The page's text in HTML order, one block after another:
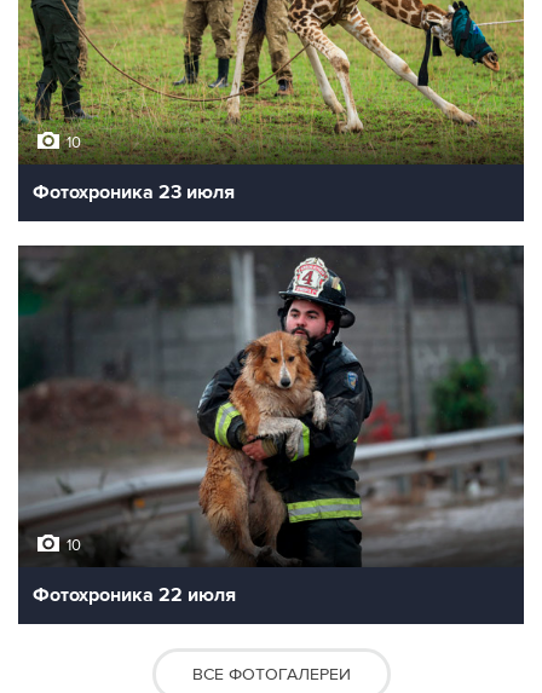
10
Фотохроника 23 июля
10
Фотохроника 22 июля
ВСЕ ФОТОГАЛЕРЕИ